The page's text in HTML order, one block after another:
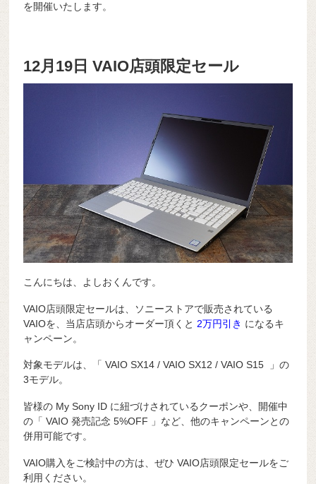
を開催いたします。
12月19日 VAIO店頭限定セール
こんにちは、よしおくんです。
VAIO店頭限定セールは、ソニーストアで販売されている
VAIOを、当店店頭からオーダー頂くと 2万円引き になるキ
ャンペーン。
対象モデルは、「 VAIO SX14 / VAIO SX12 / VAIO S15 」の
3モデル。
皆様の My Sony ID に紐づけされているクーポンや、開催中
の「 VAIO 発売記念 5%OFF 」など、他のキャンペーンとの
併用可能です。
VAIO購入をご検討中の方は、ぜひ VAIO店頭限定セールをご
利用ください。